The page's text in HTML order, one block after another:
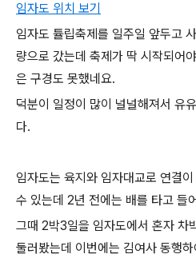
임자도 위치 보기
임자도 튤립축제를 일주일 앞두고
량으로 갔는데 축제가 딱 시작되어
은 구경도 못했네요.
덕분이 일정이 많이 널널해져서 유
다.
임자도는 육지와 임자대교로 연결
수 있는데 2년 전에는 배를 타고 들
그때 2박3일을 임자도에서 혼자 차
둘러봤는데 이번에는 김여사 동행